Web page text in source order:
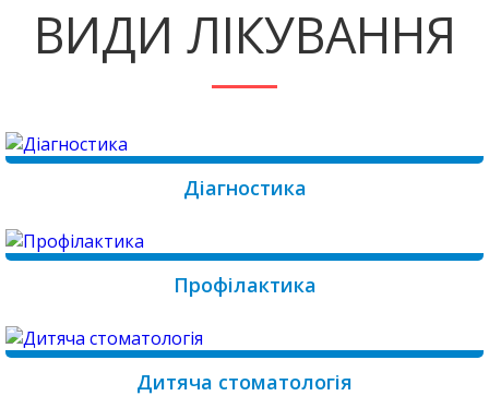
ВИДИ ЛІКУВАННЯ
Діагностика
Профілактика
Дитяча стоматологія